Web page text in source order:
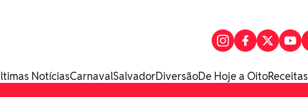
NotíciasCarnavalSalvadorDiversãoDe Hoje a OitoReceitas